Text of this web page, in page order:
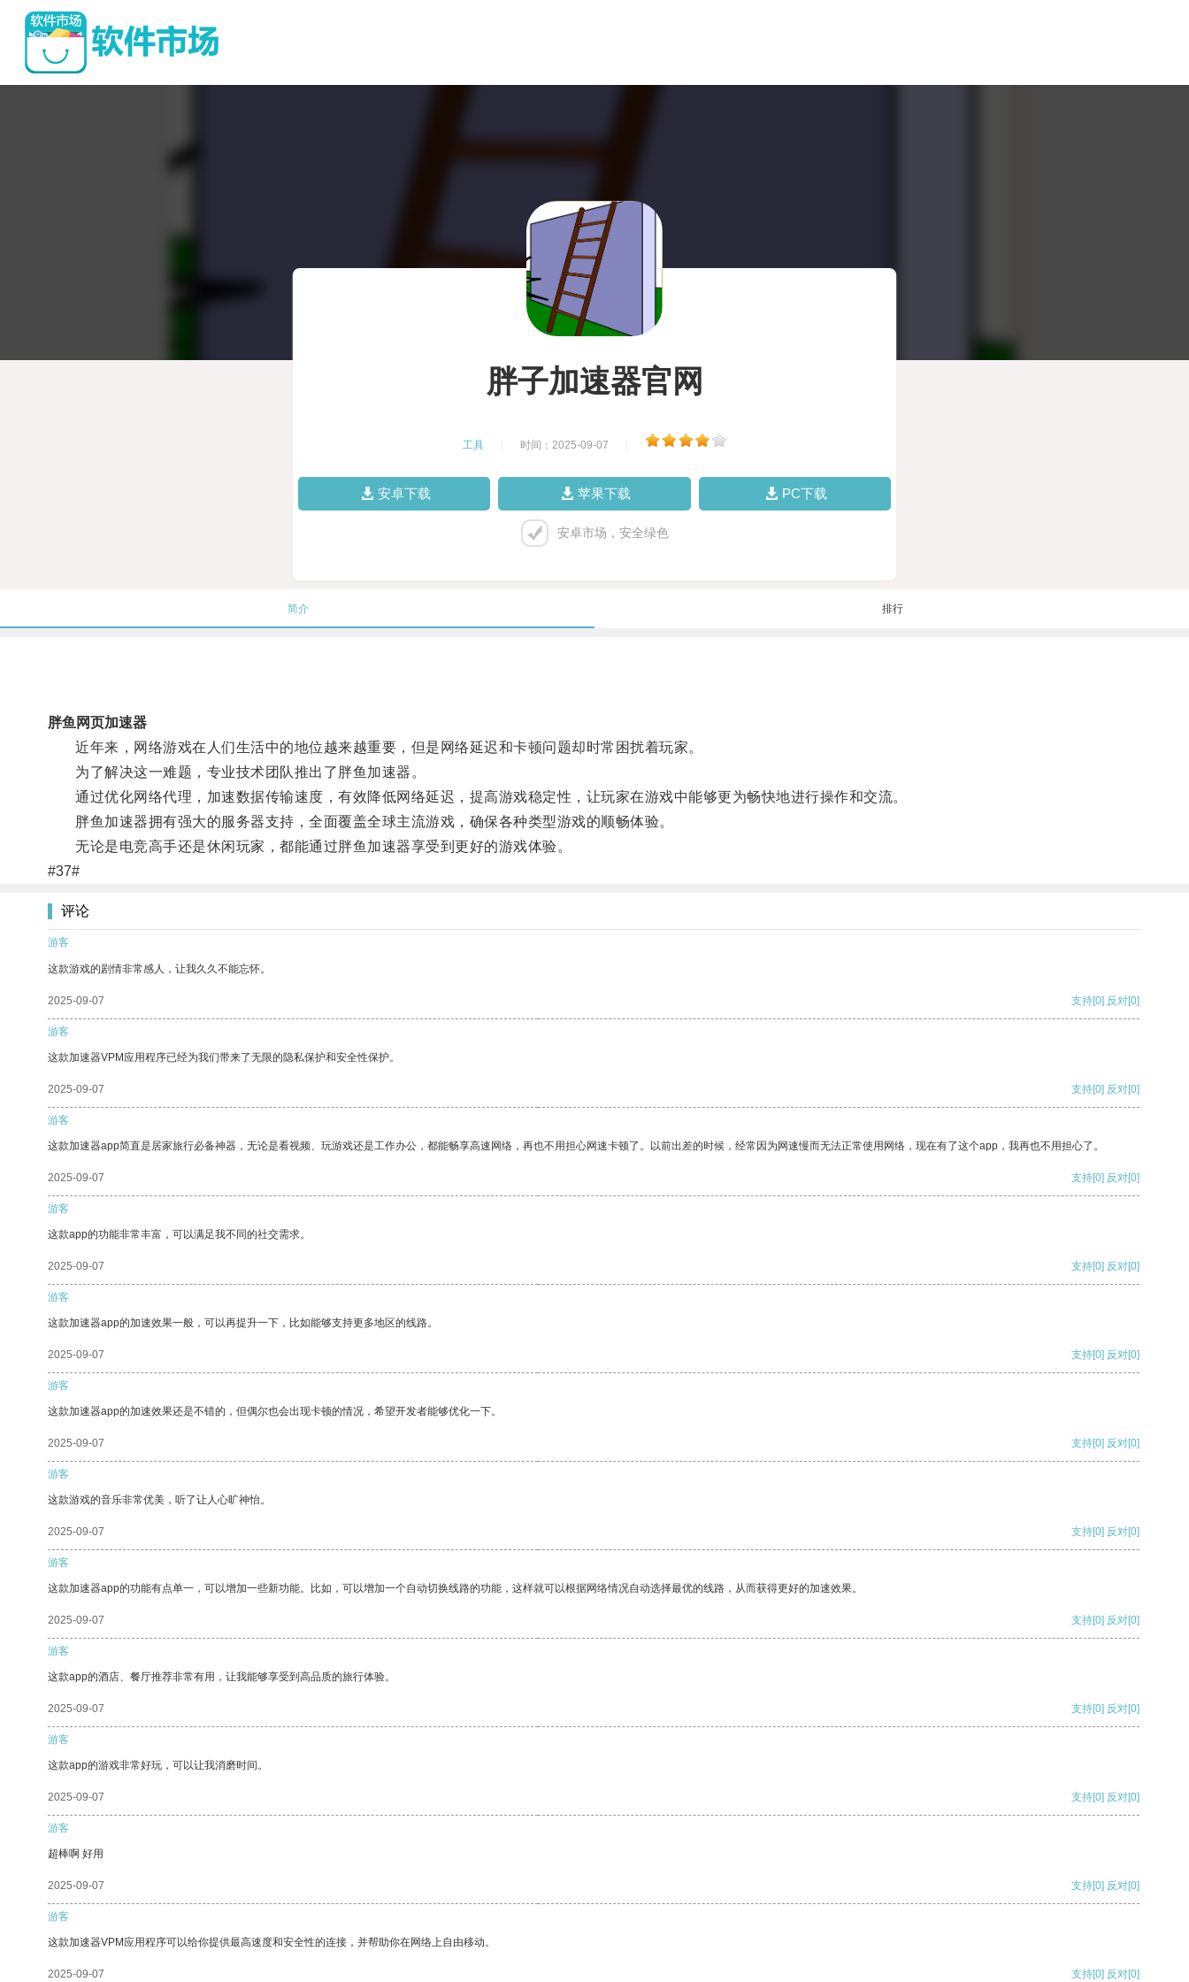
胖子加速器官网
工具 时间：2025-09-07
安卓下载 苹果下载 PC下载
安卓市场，安全绿色
简介 排行
胖鱼网页加速器
近年来，网络游戏在人们生活中的地位越来越重要，但是网络延迟和卡顿问题却时常困扰着玩家。
为了解决这一难题，专业技术团队推出了胖鱼加速器。
通过优化网络代理，加速数据传输速度，有效降低网络延迟，提高游戏稳定性，让玩家在游戏中能够更为畅快地进行操作和交流。
胖鱼加速器拥有强大的服务器支持，全面覆盖全球主流游戏，确保各种类型游戏的顺畅体验。
无论是电竞高手还是休闲玩家，都能通过胖鱼加速器享受到更好的游戏体验。
#37#
评论
游客
这款游戏的剧情非常感人，让我久久不能忘怀。
2025-09-07 支持[0] 反对[0]
游客
这款加速器VPM应用程序已经为我们带来了无限的隐私保护和安全性保护。
2025-09-07 支持[0] 反对[0]
游客
这款加速器app简直是居家旅行必备神器，无论是看视频、玩游戏还是工作办公，都能畅享高速网络，再也不用担心网速卡顿了。以前出差的时候，经常因为网速慢而无法正常使用网络，现在有了这个app，我再也不用担心了。
2025-09-07 支持[0] 反对[0]
游客
这款app的功能非常丰富，可以满足我不同的社交需求。
2025-09-07 支持[0] 反对[0]
游客
这款加速器app的加速效果一般，可以再提升一下，比如能够支持更多地区的线路。
2025-09-07 支持[0] 反对[0]
游客
这款加速器app的加速效果还是不错的，但偶尔也会出现卡顿的情况，希望开发者能够优化一下。
2025-09-07 支持[0] 反对[0]
游客
这款游戏的音乐非常优美，听了让人心旷神怡。
2025-09-07 支持[0] 反对[0]
游客
这款加速器app的功能有点单一，可以增加一些新功能。比如，可以增加一个自动切换线路的功能，这样就可以根据网络情况自动选择最优的线路，从而获得更好的加速效果。
2025-09-07 支持[0] 反对[0]
游客
这款app的酒店、餐厅推荐非常有用，让我能够享受到高品质的旅行体验。
2025-09-07 支持[0] 反对[0]
游客
这款app的游戏非常好玩，可以让我消磨时间。
2025-09-07 支持[0] 反对[0]
游客
超棒啊 好用
2025-09-07 支持[0] 反对[0]
游客
这款加速器VPM应用程序可以给你提供最高速度和安全性的连接，并帮助你在网络上自由移动。
2025-09-07 支持[0] 反对[0]